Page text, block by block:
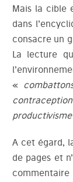
Mais la cible
dans
consacre un
La lecture
«
A cet égard,
de pages et
commentaire